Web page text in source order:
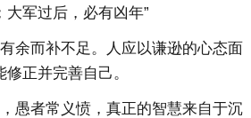
军过后，必有凶年”
而补不足。人应以谦逊的心态面
正并完善自己。
者常义愤，真正的智慧来自于沉